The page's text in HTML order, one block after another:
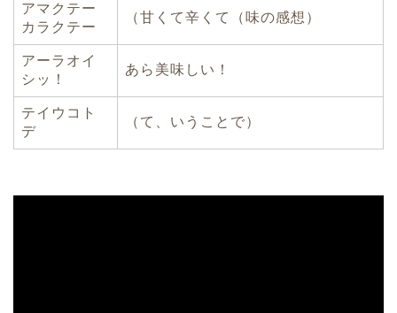
アマクテー
カラクテー
（甘くて辛くて（味の感想）
アーラオイ
シッ！
あら美味しい！
テイウコト
デ
（て、いうことで）